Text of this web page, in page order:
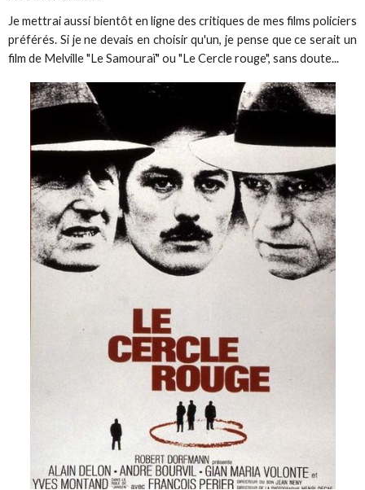
Je mettrai aussi bientôt en ligne des critiques de mes films policiers
préférés. Si je ne devais en choisir qu'un, je pense que ce serait un
film de Melville "Le Samouraï" ou "Le Cercle rouge", sans doute...